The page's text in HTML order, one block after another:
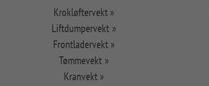
Krokløftervekt
Liftdumpervekt
Frontladervekt
Tømmevekt
Kranvekt